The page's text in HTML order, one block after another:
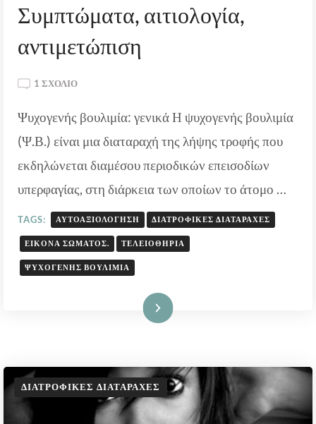
Συμπτώματα, αιτιολογία,
αντιμετώπιση
1 ΣΧΌΛΙΟΣΤΟ
ΒΟΥΛΙΜΊΑ:
ΑΙΤΙΟΛΟΓΊΑ,
ΑΝΤΙΜΕΤΏΠΙΣΗ
Ψυχογενής βουλιμία: γενικά Η ψυχογενής βουλιμία
(Ψ.Β.) είναι μια διαταραχή της λήψης τροφής που
εκδηλώνεται διαμέσου περιοδικών επεισοδίων
υπερφαγίας, στη διάρκεια των οποίων το άτομο …
TAGS: ΑΥΤΟΑΞΙΟΛΌΓΗΣΗ ΔΙΑΤΡΟΦΙΚΈΣ ΔΙΑΤΑΡΑΧΈΣ
ΕΙΚΌΝΑ ΣΏΜΑΤΟΣ. ΤΕΛΕΙΟΘΗΡΊΑ
ΨΥΧΟΓΕΝΉΣ ΒΟΥΛΙΜΊΑ
Διαβάστε Περισσότερα
ΔΙΑΤΡΟΦΙΚΈΣ ΔΙΑΤΑΡΑΧΈΣ